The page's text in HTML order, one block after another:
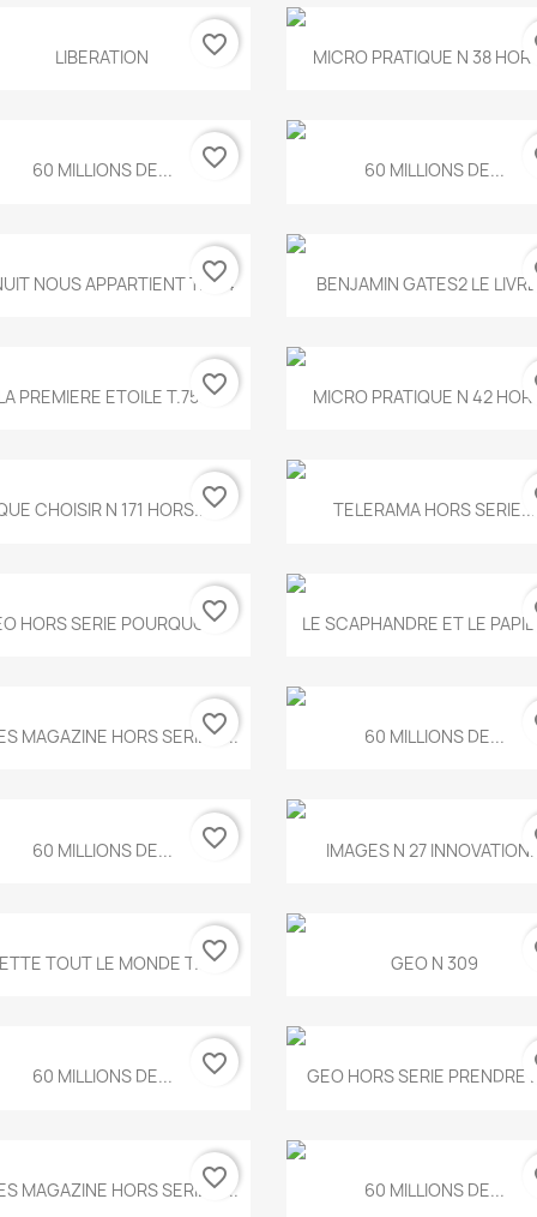
Aperçu rapide
LIBERATION favorite_border Aperçu rapide
MICRO PRATIQUE N 38
Aperçu rapide
60 MILLIONS DE... favorite_border Aperçu rapide
60 MILLIONS DE...
Aperçu rapide
NOUS APPARTIENT T.634
favorite_border Aperçu rapide
BENJAMIN GATES2 LE
Aperçu rapide
PREMIERE ETOILE T.755favorite_border Aperçu rapide
MICRO PRATIQUE N 42
Aperçu rapide
CHOISIR N 171 HORS...favorite_border Aperçu rapide
TELERAMA HORS SERIE...
Aperçu rapide
HORS SERIE POURQUOI...
favorite_border Aperçu rapide
LE SCAPHANDRE ET LE
Aperçu rapide
MAGAZINE HORS SERIE N...
favorite_border Aperçu rapide
60 MILLIONS DE...
Aperçu rapide
60 MILLIONS DE... favorite_border Aperçu rapide
IMAGES N 27
Aperçu rapide
TOUT LE MONDE T.546
favorite_border Aperçu rapide
GEO N 309
Aperçu rapide
60 MILLIONS DE... favorite_border Aperçu rapide
GEO HORS SERIE PRENDRE
Aperçu rapide
MAGAZINE HORS SERIE N...
favorite_border Aperçu rapide
60 MILLIONS DE...